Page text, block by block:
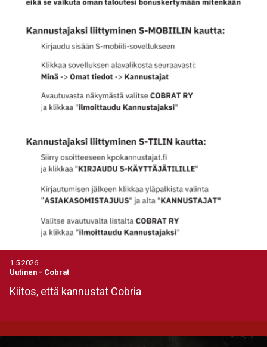
1.5.2026
Uutinen - Cobrat
Kiitos, että kannustat Cobria